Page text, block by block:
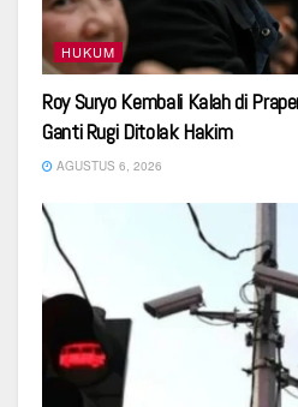
HUKUM
Roy Suryo Kembali Kalah di
Ganti Rugi Ditolak Hakim
AGUSTUS 6, 2026